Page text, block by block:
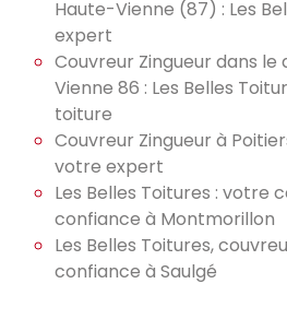
Haute-Vienne (87) : Les
expert
Couvreur Zingueur dans
Vienne 86 : Les Belles
toiture
Couvreur Zingueur à
votre expert
Les Belles Toitures : votre
confiance à Montmorillon
Les Belles Toitures,
confiance à Saulgé